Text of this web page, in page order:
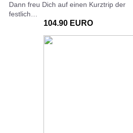
Dann freu Dich auf einen Kurztrip der
festlich…
104.90 EURO